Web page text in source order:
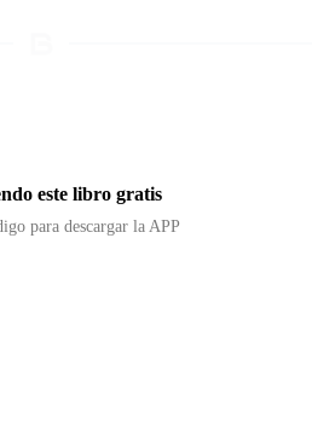
este libro gratis
para descargar la APP